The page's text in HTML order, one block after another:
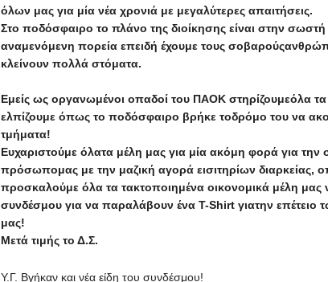
όλων μας για μία νέα χρονιά με μεγαλύτερες απαιτήσεις.
Στο ποδόσφαιρο το πλάνο της διοίκησης είναι στην
αναμενόμενη πορεία επειδή έχουμε τους
κλείνουν πολλά στόματα.
Εμείς ως οργανωμένοι οπαδοί του ΠΑΟΚ στηρίζουμεόλα
ελπίζουμε όπως το ποδόσφαιρο βρήκε τοδρόμο του να
τμήματα!
Ευχαριστούμε όλατα μέλη μας για μία ακόμη φορά για την
πρόσωπομας με την μαζική αγορά εισιτηρίων διαρκείας,
προσκαλούμε όλα τα τακτοποιημένα οικονομικά μέλη
συνδέσμου για να παραλάβουν ένα T-Shirt γιατην επέτειο
μας!
Μετά τιμής το Δ.Σ.
Υ.Γ. Βγήκαν και νέα είδη του συνδέσμου!